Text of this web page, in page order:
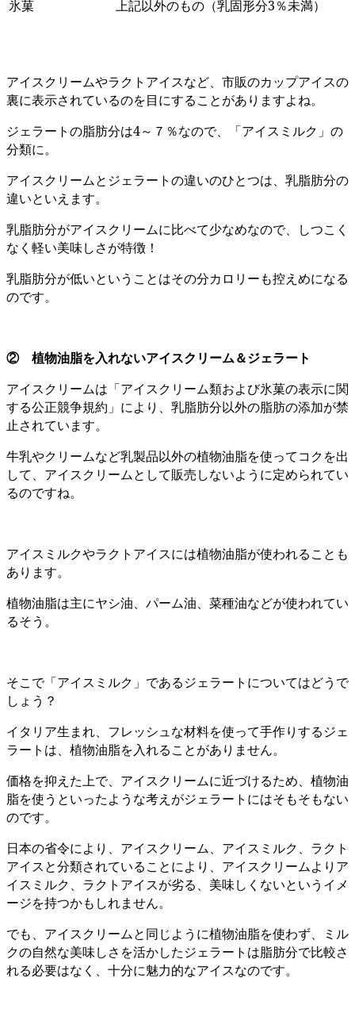
氷菓 上記以外のもの（乳固形分3％未満）
アイスクリームやラクトアイスなど、市販のカップアイスの
裏に表示されているのを目にすることがありますよね。
ジェラートの脂肪分は4～７％なので、「アイスミルク」の
分類に。
アイスクリームとジェラートの違いのひとつは、乳脂肪分の
違いといえます。
乳脂肪分がアイスクリームに比べて少なめなので、しつこく
なく軽い美味しさが特徴！
乳脂肪分が低いということはその分カロリーも控えめになる
のです。
② 植物油脂を入れないアイスクリーム＆ジェラート
アイスクリームは「アイスクリーム類および氷菓の表示に関
する公正競争規約」により、乳脂肪分以外の脂肪の添加が禁
止されています。
牛乳やクリームなど乳製品以外の植物油脂を使ってコクを出
して、アイスクリームとして販売しないように定められてい
るのですね。
アイスミルクやラクトアイスには植物油脂が使われることも
あります。
植物油脂は主にヤシ油、パーム油、菜種油などが使われてい
るそう。
そこで「アイスミルク」であるジェラートについてはどうで
しょう？
イタリア生まれ、フレッシュな材料を使って手作りするジェ
ラートは、植物油脂を入れることがありません。
価格を抑えた上で、アイスクリームに近づけるため、植物油
脂を使うといったような考えがジェラートにはそもそもない
のです。
日本の省令により、アイスクリーム、アイスミルク、ラクト
アイスと分類されていることにより、アイスクリームよりア
イスミルク、ラクトアイスが劣る、美味しくないというイメ
ージを持つかもしれません。
でも、アイスクリームと同じように植物油脂を使わず、ミル
クの自然な美味しさを活かしたジェラートは脂肪分で比較さ
れる必要はなく、十分に魅力的なアイスなのです。